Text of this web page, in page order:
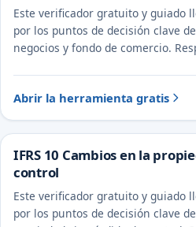
Este verificador gratuito y guiado
por los puntos de decisión clave
negocios y fondo de comercio.
Abrir la herramienta gratis
IFRS 10 Cambios en la
control
Este verificador gratuito y guiado
por los puntos de decisión clave